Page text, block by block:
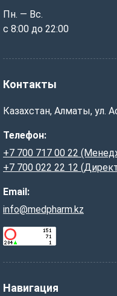
Пн. — Вс.
с 8:00 до 22:00
Навигация
Контакты
Казахстан, Алматы, ул.
Телефон:
+7 700 717 00 22
+7 700 022 22 12
Email:
info@medpharm.kz